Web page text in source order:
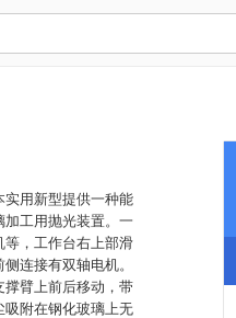
实用新型提供一种能
工用抛光装置。一
等，工作台右上部滑
连接有双轴电机。
撑臂上前后移动，带
吸附在钢化玻璃上无